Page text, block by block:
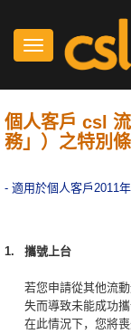
個人客戶 csl
務」）之特別
- 適用於個人客戶2011
1. 攜號上台
若您申請從其他流
失而導致未能成功
在此情況下，您將